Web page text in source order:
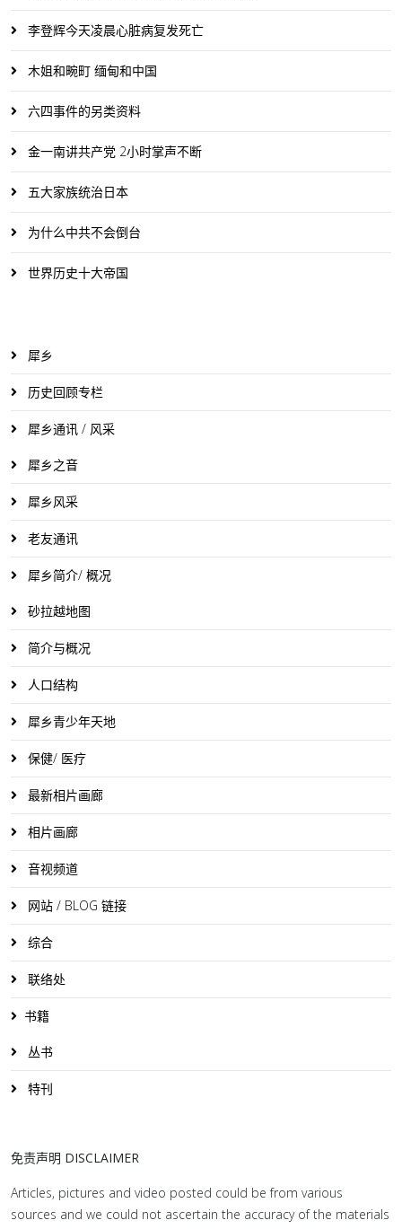
李登辉今天凌晨心脏病复发死亡
木姐和畹町 缅甸和中国
六四事件的另类资料
金一南讲共产党 2小时掌声不断
五大家族统治日本
为什么中共不会倒台
世界历史十大帝国
犀乡
历史回顾专栏
犀乡通讯 / 风采
犀乡之音
犀乡风采
老友通讯
犀乡简介/ 概况
砂拉越地图
简介与概况
人口结构
犀乡青少年天地
保健/ 医疗
最新相片画廊
相片画廊
音视频道
网站 / BLOG 链接
综合
联络处
书籍
丛书
特刊
免责声明 DISCLAIMER
Articles, pictures and video posted could be from various
sources and we could not ascertain the accuracy of the materials